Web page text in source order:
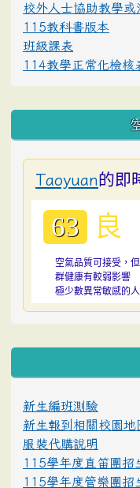
校外人士協助教學或
115教科書版本
班級課表
114教學正常化檢核
Taoyuan的即
63 良
空氣品質可接受，
群健康有較弱影響
極少數異常敏感的
:::
新生編班測驗
新生報到相關校園地
服裝代購說明
115學年度直笛團招
115學年度管樂團招